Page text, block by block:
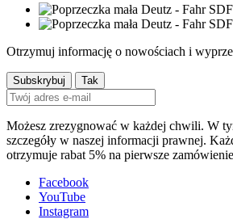
Otrzymuj informację o nowościach i
Możesz zrezygnować w każdej chwili. W
szczegóły w naszej informacji prawnej.
otrzymuje rabat 5% na pierwsze
Facebook
YouTube
Instagram